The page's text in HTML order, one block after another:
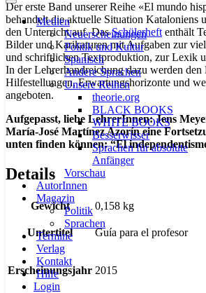
Navigationsmenü
Medien
Neuerscheinungen
Politik und Kultur
Spanisch
Andere Sprachen
Unsere Reihen
theorie.org
BLACK BOOKS
WHITE BOOKS
Besserwisser
Sprachen für absolute
Anfänger
Vorschau
AutorInnen
Magazin
Politik
Sprachen
Termine
Verlag
Kontakt
Hilfe
Login
Der erste Band unserer Reihe «El mundo
behandelt die aktuelle Situation Kataloniens
den Unterricht auf. DasSchülerheftenthält
Bilder und Karikaturen mit Aufgaben zur
und schriftlichen Textproduktion, zur Lexik
In der Lehrerhandreichung dazu werden den
Hilfestellungen, Erwartungshorizonte und
angeboten.
Aufgepasst, liebe LehrerInnen: Jens
María-José Martínez Azorín eine
unten finden können: “El
Details
Gewicht 0,158 kg
Untertitel Guía para el profesor
Erscheinungsjahr 2015